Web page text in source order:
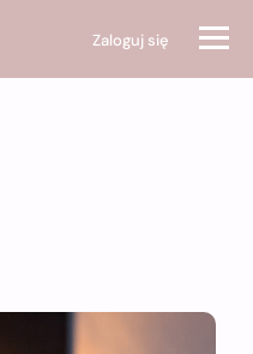
Zaloguj się